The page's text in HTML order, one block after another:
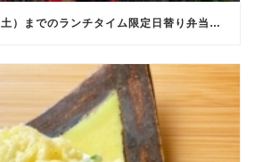
7/27（月）～8/1（土）までのランチタイム限定日替り弁当のメインメニュー